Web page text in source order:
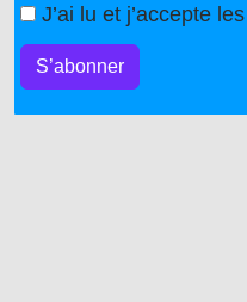
J’ai lu et j’accepte les
S’abonner